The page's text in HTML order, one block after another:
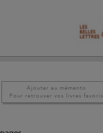
Ajouter au mémento
Pour retrouver vos livres favoris